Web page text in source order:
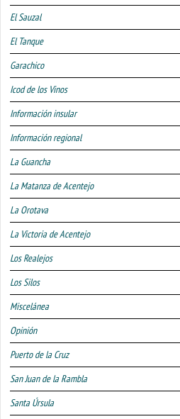
El Sauzal
El Tanque
Garachico
Icod de los Vinos
Información insular
Información regional
La Guancha
La Matanza de Acentejo
La Orotava
La Victoria de Acentejo
Los Realejos
Los Silos
Miscelánea
Opinión
Puerto de la Cruz
San Juan de la Rambla
Santa Úrsula